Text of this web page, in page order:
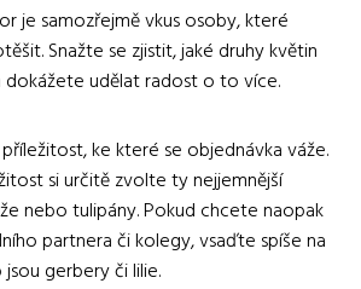
je samozřejmě vkus osoby, které
Snažte se zjistit, jaké druhy květin
udělat radost o to více.
ke které se objednávka váže.
si určitě zvolte ty nejjemnější
nebo tulipány. Pokud chcete naopak
partnera či kolegy, vsaďte spíše na
gerbery či lilie.